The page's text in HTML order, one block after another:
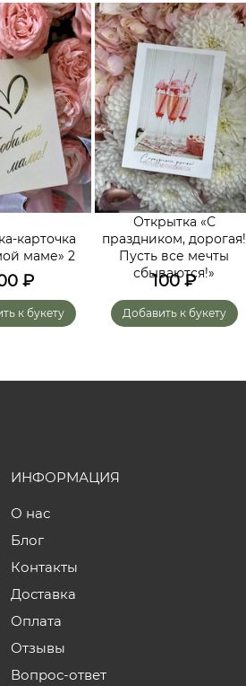
карточка
маме» 2
₽
к букету
Открытка «С
праздником, дорогая!
Пусть все мечты
сбываются!»
100₽
Добавить к букету
ИНФОРМАЦИЯ
О нас
Блог
Контакты
Доставка
Оплата
Отзывы
Вопрос-ответ